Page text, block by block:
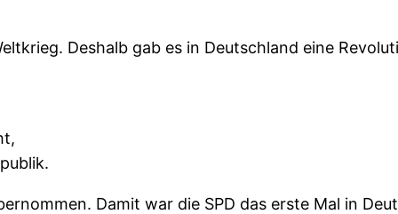
Deshalb gab es in Deutschland eine
Damit war die SPD das erste Mal in